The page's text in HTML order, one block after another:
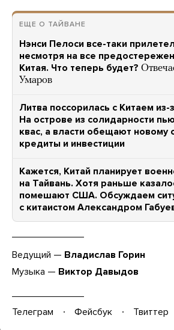
ЕЩЕ О ТАЙВАНЕ
Нэнси Пелоси все-таки
несмотря на все
Китая. Что теперь будет?
Умаров
Литва поссорилась с Китаем из-
На острове из солидарности
квас, а власти обещают новому
кредиты и инвестиции
Кажется, Китай планирует
на Тайвань. Хотя раньше
помешают США. Обсуждаем
с китаистом Александром
Ведущий — Владислав Горин
Музыка — Виктор Давыдов
Телеграм Фейсбук Твиттер